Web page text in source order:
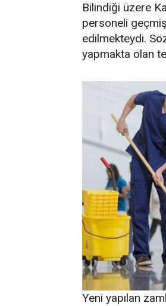
Bilindiği üzere
personeli
edilmekteydi.
yapmakta olan
Yeni yapılan